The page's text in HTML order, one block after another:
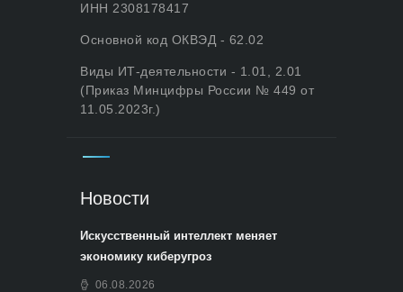
ИНН 2308178417
Основной код ОКВЭД - 62.02
Виды ИТ-деятельности - 1.01, 2.01
(Приказ Минцифры России № 449 от
11.05.2023г.)
Новости
Искусственный интеллект меняет
экономику киберугроз
06.08.2026